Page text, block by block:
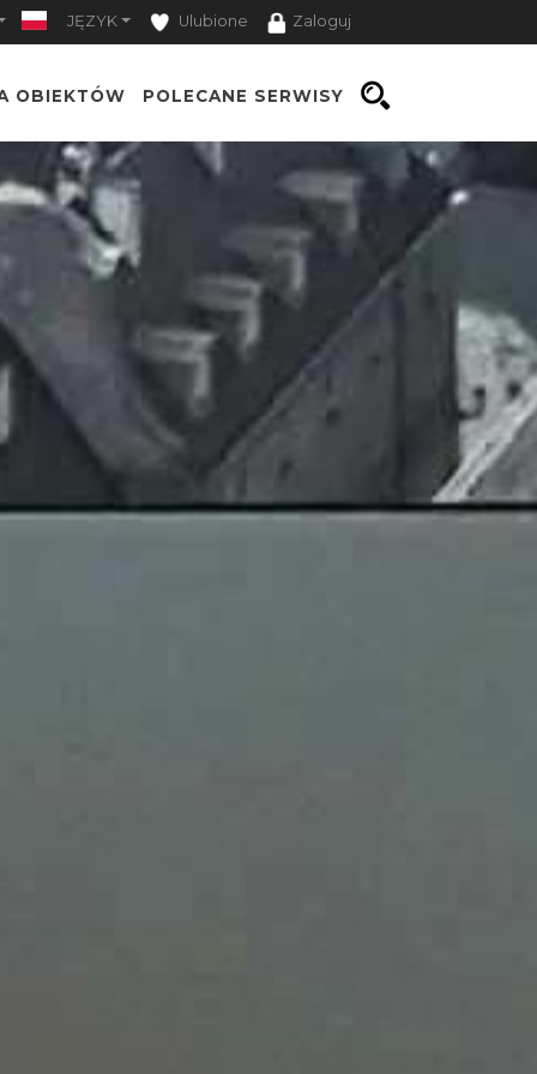
JĘZYK Ulubione Zaloguj
OBIEKTÓW POLECANE SERWISY